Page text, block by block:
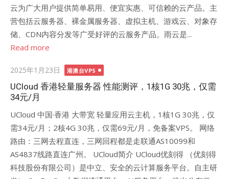
云为广大用户提供简单易用、便宜实惠、可信赖的云产品。主
营包括云服务器、裸金属服务器、虚拟主机、游戏云、对象存
储、CDN内容分发等广受好评的云服务产品。雨云是...
Read more
Posted
on
2025年1月23日 港澳台VPS
UCloud 香港轻量服务器 性能测评，1核1G 30兆，仅需
34元/月
UCloud 中国·香港 大带宽 轻量应用云主机，1核1G 30兆，仅
需34元/月；2核4G 30兆，仅需69元/月，免备案VPS。 网络
路由：三网去程直连，三网回程都是走联通AS10099和
AS4837线路直连广州。 UCloud简介 UCloud优刻得 （优刻得
科技股份有限公司）是中立、安全的云计算服务平台。自主研